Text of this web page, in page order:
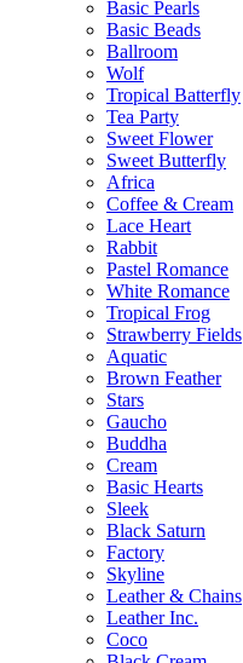
Basic Pearls
Basic Beads
Ballroom
Wolf
Tropical Batterfly
Tea Party
Sweet Flower
Sweet Butterfly
Africa
Coffee & Cream
Lace Heart
Rabbit
Pastel Romance
White Romance
Tropical Frog
Strawberry Fields
Aquatic
Brown Feather
Stars
Gaucho
Buddha
Cream
Basic Hearts
Sleek
Black Saturn
Factory
Skyline
Leather & Chains
Leather Inc.
Coco